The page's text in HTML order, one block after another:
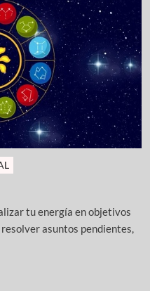
tu energía en objetivos
asuntos pendientes,